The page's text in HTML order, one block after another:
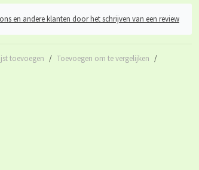
en andere klanten door het schrijven van een review
toevoegen / Toevoegen om te vergelijken /